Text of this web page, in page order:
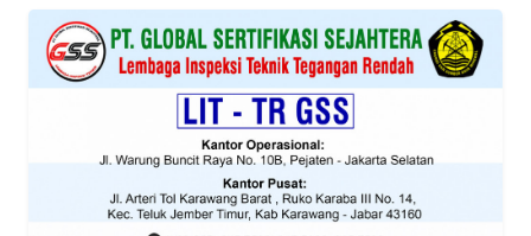
WALINKI